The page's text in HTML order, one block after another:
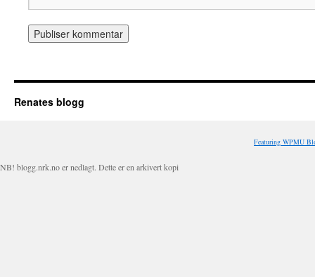
Renates blogg
Featuring WPMU
NB! blogg.nrk.no er nedlagt. Dette er en arkivert kopi